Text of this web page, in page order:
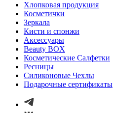
Хлопковая продукция
Косметички
Зеркала
Кисти и спонжи
Аксессуары
Beauty BOX
Косметические Салфетки
Ресницы
Силиконовые Чехлы
Подарочные сертификаты